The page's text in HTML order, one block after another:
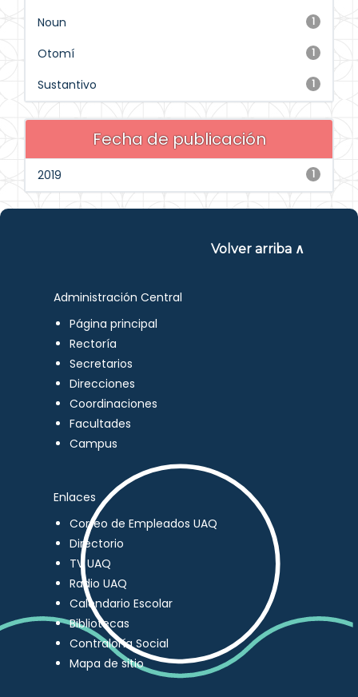
1
Noun
1
Otomí
1
Sustantivo
Fecha de publicación
1
2019
Volver arriba ∧
Administración Central
Página principal
Rectoría
Secretarios
Direcciones
Coordinaciones
Facultades
Campus
Enlaces
Correo de Empleados UAQ
Directorio
TV UAQ
Radio UAQ
Calendario Escolar
Bibliotecas
Contraloría Social
Mapa de sitio